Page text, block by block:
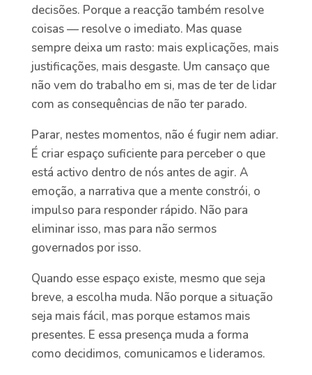
decisões. Porque a reacção também resolve
coisas — resolve o imediato. Mas quase
sempre deixa um rasto: mais explicações, mais
justificações, mais desgaste. Um cansaço que
não vem do trabalho em si, mas de ter de lidar
com as consequências de não ter parado.
Parar, nestes momentos, não é fugir nem adiar.
É criar espaço suficiente para perceber o que
está activo dentro de nós antes de agir. A
emoção, a narrativa que a mente constrói, o
impulso para responder rápido. Não para
eliminar isso, mas para não sermos
governados por isso.
Quando esse espaço existe, mesmo que seja
breve, a escolha muda. Não porque a situação
seja mais fácil, mas porque estamos mais
presentes. E essa presença muda a forma
como decidimos, comunicamos e lideramos.